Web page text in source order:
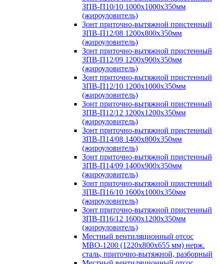
ЗПВ-П10/10 1000х1000х350мм
(жироуловитель)
Зонт приточно-вытяжной пристенный
ЗПВ-П12/08 1200х800х350мм
(жироуловитель)
Зонт приточно-вытяжной пристенный
ЗПВ-П12/09 1200х900х350мм
(жироуловитель)
Зонт приточно-вытяжной пристенный
ЗПВ-П12/10 1200х1000х350мм
(жироуловитель)
Зонт приточно-вытяжной пристенный
ЗПВ-П12/12 1200х1200х350мм
(жироуловитель)
Зонт приточно-вытяжной пристенный
ЗПВ-П14/08 1400х800х350мм
(жироуловитель)
Зонт приточно-вытяжной пристенный
ЗПВ-П14/09 1400х900х350мм
(жироуловитель)
Зонт приточно-вытяжной пристенный
ЗПВ-П16/10 1600х1000х350мм
(жироуловитель)
Зонт приточно-вытяжной пристенный
ЗПВ-П16/12 1600х1200х350мм
(жироуловитель)
Местный вентиляционный отсос
МВО-1200 (1220х800х655 мм) нерж.
сталь, приточно-вытяжной, разборный